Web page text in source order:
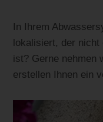
In Ihrem
lokalisiert, der nicht
ist? Gerne nehmen
erstellen Ihnen ein